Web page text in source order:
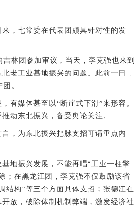
，七常委在代表团颇具针对性的发
林团参加审议，当天，李克强也来到
老工业基地振兴的问题。此前一日，
。
媒体甚至以“断崖式下滑”来形容。
动东北振兴，备受舆论关注。
，为东北振兴把脉支招可谓重点内
振兴发展，不能再唱“工业一柱擎
；在黑龙江团，李克强不仅鼓励该省
结构”等三个方面具体支招；张德江在
放，破除体制机制弊端，激发经济社